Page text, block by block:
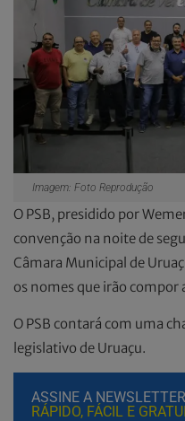
Imagem: Foto Reprodução
O PSB, presidido por
convenção na noite de
Câmara Municipal de
os nomes que irão compor
O PSB contará com uma
legislativo de Uruaçu.
ASSINE A
RÁPIDO, FÁCIL E